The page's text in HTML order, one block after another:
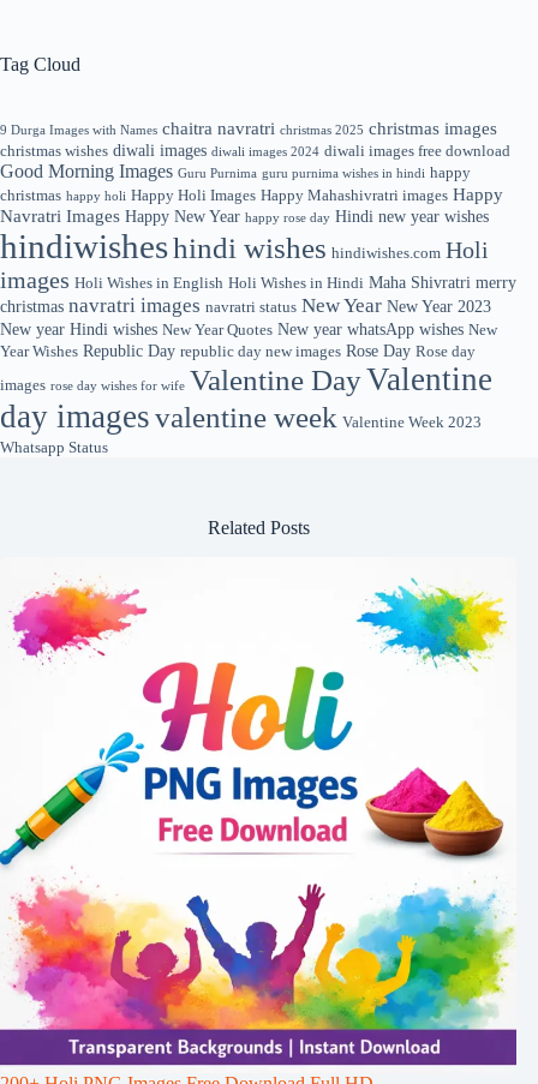
Tag Cloud
9 Durga Images with Names chaitra navratri christmas 2025 christmas images
christmas wishes diwali images diwali images 2024 diwali images free download
Good Morning Images Guru Purnima guru purnima wishes in hindi happy
christmas happy holi Happy Holi Images Happy Mahashivratri images Happy
Navratri Images Happy New Year happy rose day Hindi new year wishes
hindiwisheshindi wishes hindiwishes.com Holi
images Holi Wishes in English Holi Wishes in Hindi Maha Shivratri merry
christmas navratri images navratri status New Year New Year 2023
New year Hindi wishes New Year Quotes New year whatsApp wishes New
Year Wishes Republic Day republic day new images Rose Day Rose day
images rose day wishes for wife Valentine DayValentine
day imagesvalentine week Valentine Week 2023
Whatsapp Status
Related Posts